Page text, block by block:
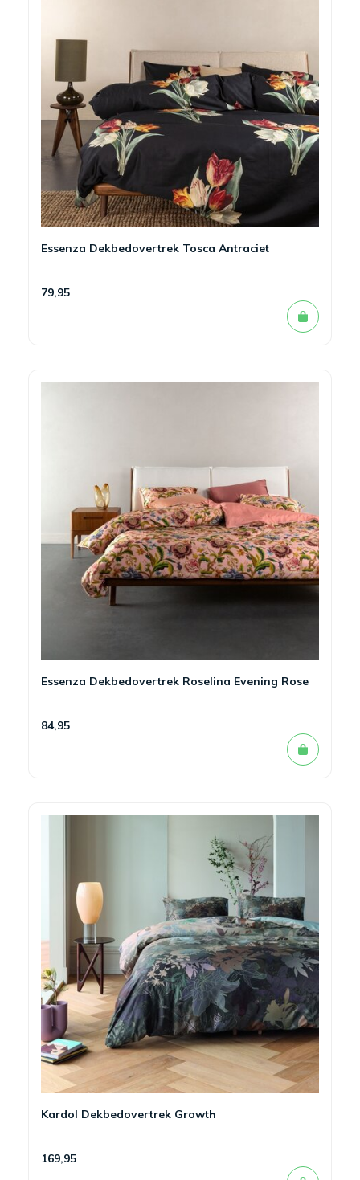
Essenza Dekbedovertrek Tosca Antraciet
79,95
Essenza Dekbedovertrek Roselina Evening Rose
84,95
Kardol Dekbedovertrek Growth
169,95